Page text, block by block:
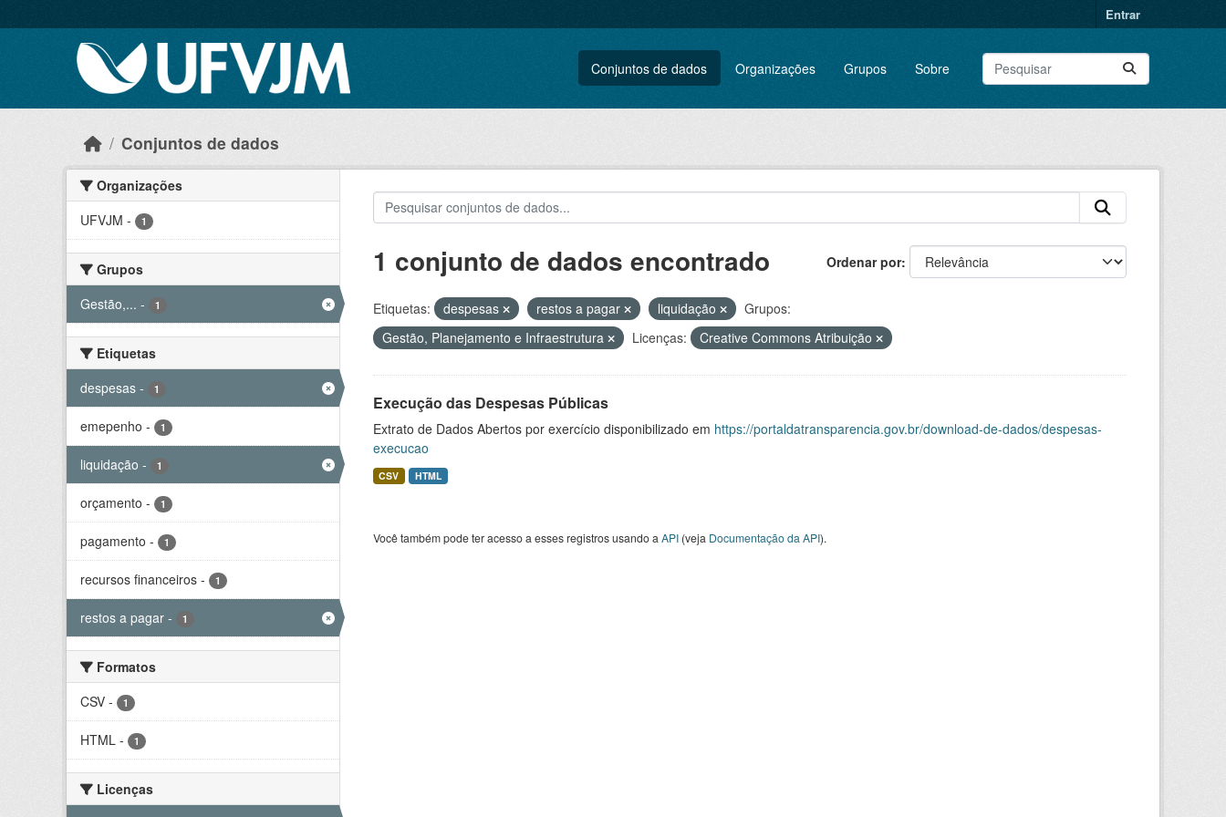
Entrar
Conjuntos de dados Organizações Grupos Sobre
Conjuntos de dados
Organizações
UFVJM - 1
Grupos
Gestão,... - 1
Etiquetas
despesas - 1
emepenho - 1
liquidação - 1
orçamento - 1
pagamento - 1
recursos financeiros - 1
restos a pagar - 1
Formatos
CSV - 1
HTML - 1
Licenças
Ordenar por
1 conjunto de dados encontrado
Etiquetas: despesas restos a pagar liquidação
Grupos:
Gestão, Planejamento e Infraestrutura
Licenças: Creative Commons Atribuição
Execução das Despesas Públicas
Extrato de Dados Abertos por exercício disponibilizado em https://portaldatransparencia.gov.br/download-de-dados/despesas-
execucao
CSV HTML
Você também pode ter acesso a esses registros usando a API(veja Documentação da API).